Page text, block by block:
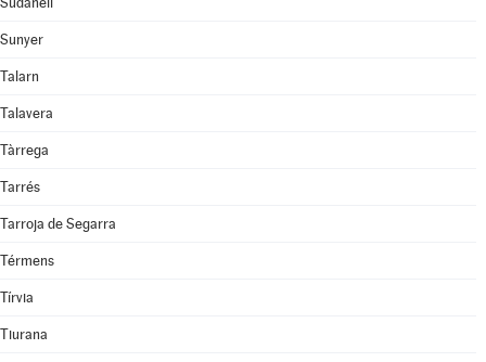
Sunyer
Talarn
Talavera
Tàrrega
Tarrés
Tarroja de Segarra
Térmens
Tírvia
Tiurana